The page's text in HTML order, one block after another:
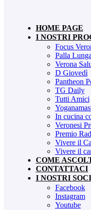
HOME PAGE
I NOSTRI
Focus
Palla
Verona
D Giovedì
Pantheon
TG Daily
Tutti Amici
In cucina
Veronesi
Premio
Vivere il
Vivere il
COME
CONTATTACI
I NOSTRI
Facebook
Instagram
Youtube